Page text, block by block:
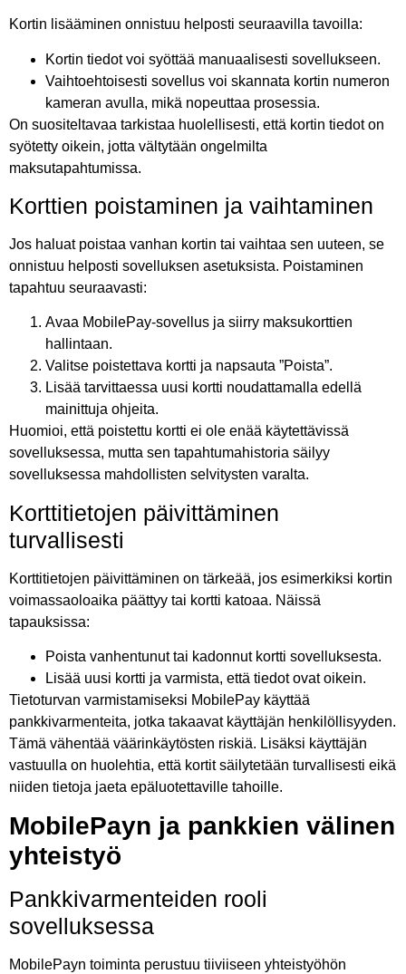
Kortin lisääminen onnistuu helposti seuraavilla tavoilla:
Kortin tiedot voi syöttää manuaalisesti sovellukseen.
Vaihtoehtoisesti sovellus voi skannata kortin numeron
kameran avulla, mikä nopeuttaa prosessia.
On suositeltavaa tarkistaa huolellisesti, että kortin tiedot on
syötetty oikein, jotta vältytään ongelmilta
maksutapahtumissa.
Korttien poistaminen ja vaihtaminen
Jos haluat poistaa vanhan kortin tai vaihtaa sen uuteen, se
onnistuu helposti sovelluksen asetuksista. Poistaminen
tapahtuu seuraavasti:
Avaa MobilePay-sovellus ja siirry maksukorttien
hallintaan.
Valitse poistettava kortti ja napsauta ”Poista”.
Lisää tarvittaessa uusi kortti noudattamalla edellä
mainittuja ohjeita.
Huomioi, että poistettu kortti ei ole enää käytettävissä
sovelluksessa, mutta sen tapahtumahistoria säilyy
sovelluksessa mahdollisten selvitysten varalta.
Korttitietojen päivittäminen
turvallisesti
Korttitietojen päivittäminen on tärkeää, jos esimerkiksi kortin
voimassaoloaika päättyy tai kortti katoaa. Näissä
tapauksissa:
Poista vanhentunut tai kadonnut kortti sovelluksesta.
Lisää uusi kortti ja varmista, että tiedot ovat oikein.
Tietoturvan varmistamiseksi MobilePay käyttää
pankkivarmenteita, jotka takaavat käyttäjän henkilöllisyyden.
Tämä vähentää väärinkäytösten riskiä. Lisäksi käyttäjän
vastuulla on huolehtia, että kortit säilytetään turvallisesti eikä
niiden tietoja jaeta epäluotettaville tahoille.
MobilePayn ja pankkien välinen
yhteistyö
Pankkivarmenteiden rooli
sovelluksessa
MobilePayn toiminta perustuu tiiviiseen yhteistyöhön